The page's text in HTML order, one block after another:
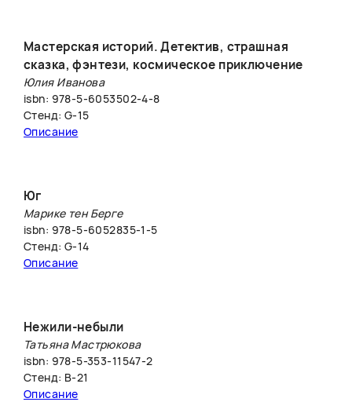
Мастерская историй. Детектив, страшная
сказка, фэнтези, космическое приключение
Юлия Иванова
isbn: 978-5-6053502-4-8
Стенд: G-15
Описание
Юг
Марике тен Берге
isbn: 978-5-6052835-1-5
Стенд: G-14
Описание
Нежили-небыли
Татьяна Мастрюкова
isbn: 978-5-353-11547-2
Стенд: В-21
Описание